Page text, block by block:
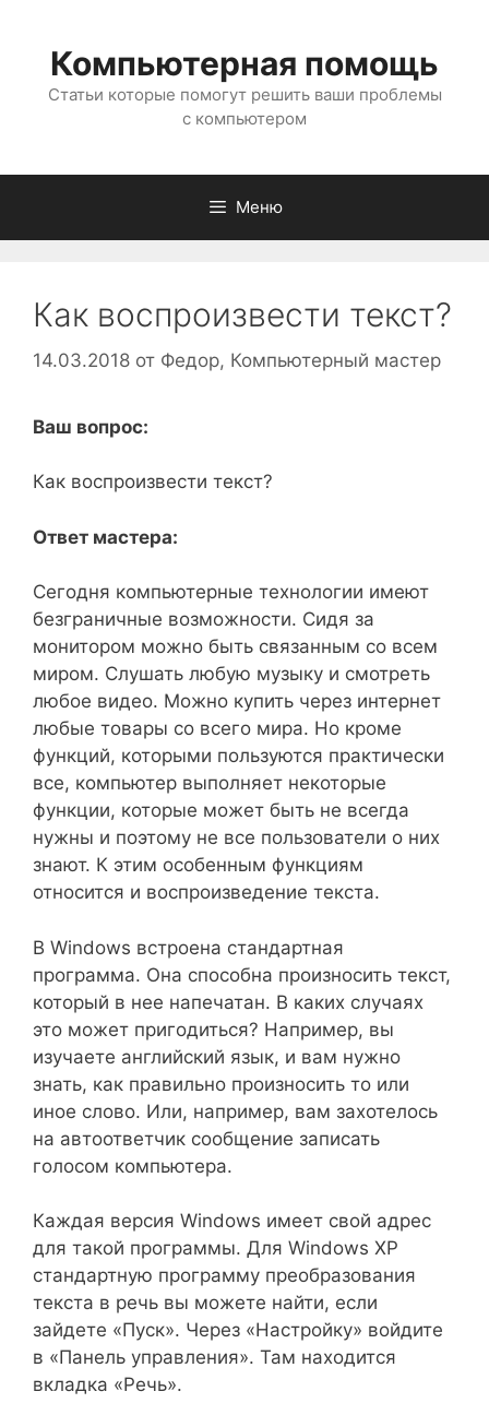
содержимому
Компьютерная помощь
Статьи которые помогут решить ваши проблемы
с компьютером
Меню
Как воспроизвести текст?
14.03.2018 от Федор, Компьютерный мастер
Ваш вопрос:
Как воспроизвести текст?
Ответ мастера:
Сегодня компьютерные технологии имеют
безграничные возможности. Сидя за
монитором можно быть связанным со всем
миром. Слушать любую музыку и смотреть
любое видео. Можно купить через интернет
любые товары со всего мира. Но кроме
функций, которыми пользуются практически
все, компьютер выполняет некоторые
функции, которые может быть не всегда
нужны и поэтому не все пользователи о них
знают. К этим особенным функциям
относится и воспроизведение текста.
В Windows встроена стандартная
программа. Она способна произносить текст,
который в нее напечатан. В каких случаях
это может пригодиться? Например, вы
изучаете английский язык, и вам нужно
знать, как правильно произносить то или
иное слово. Или, например, вам захотелось
на автоответчик сообщение записать
голосом компьютера.
Каждая версия Windows имеет свой адрес
для такой программы. Для Windows XP
стандартную программу преобразования
текста в речь вы можете найти, если
зайдете «Пуск». Через «Настройку» войдите
в «Панель управления». Там находится
вкладка «Речь».